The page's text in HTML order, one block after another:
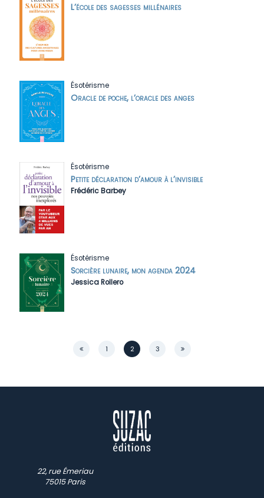
L’école des sagesses millénaires
Ésotérisme
Oracle de poche, l’oracle des anges
Ésotérisme
Petite déclaration d’amour à l’invisible
Frédéric Barbey
Ésotérisme
Sorcière lunaire, mon agenda 2024
Jessica Rollero
Page 1 2 3
22, rue Émeriau
75015 Paris